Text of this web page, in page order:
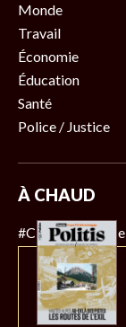
Monde
Travail
Économie
Éducation
Santé
Police / Justice
À CHAUD
#Climat #Police